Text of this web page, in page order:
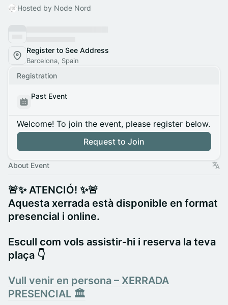
Hosted by Node Nord
Register to See Address
Barcelona, Spain
Registration
Past Event
Welcome! To join the event, please register below.
Request to Join
About Event
🚨✨ ATENCIÓ! ✨🚨
Aquesta xerrada està disponible en format
presencial i online.
​Escull com vols assistir-hi i reserva la teva
plaça 👇
Vull venir en persona – XERRADA
PRESENCIAL 🏛️